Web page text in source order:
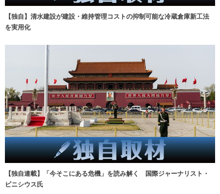
【独自】清水建設が建設・維持管理コストの抑制可能な冷蔵倉庫新工法
を実用化
【独自連載】「今そこにある危機」を読み解く 国際ジャーナリスト・
ビニシウス氏